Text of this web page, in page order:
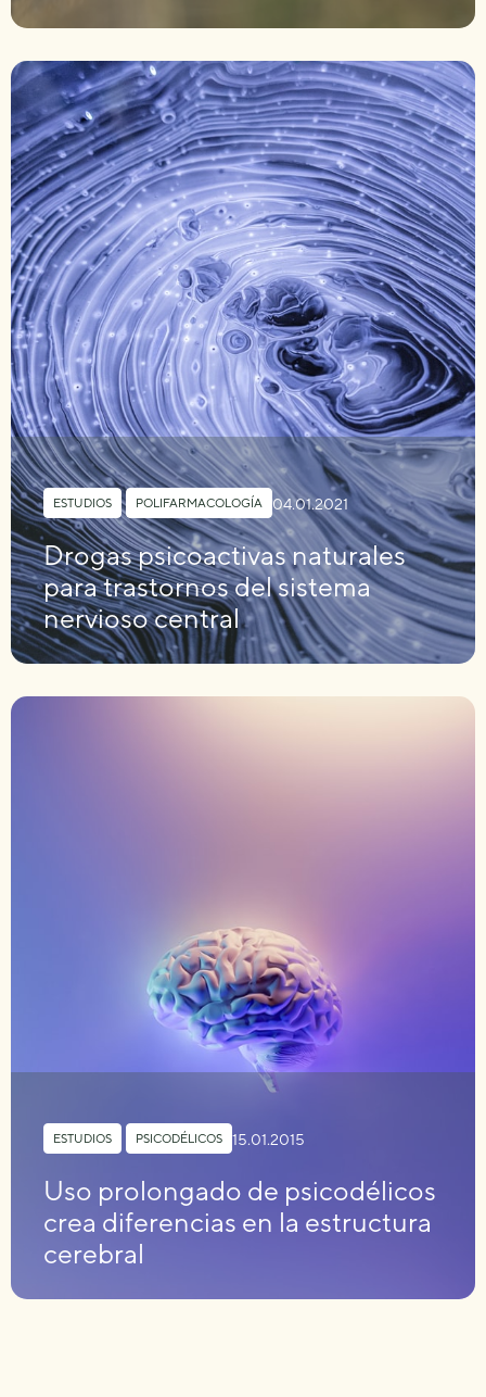
ESTUDIOS , POLIFARMACOLOGÍA 04.01.2021
Drogas psicoactivas naturales
para trastornos del sistema
nervioso central
ESTUDIOS PSICODÉLICOS 15.01.2015
Uso prolongado de psicodélicos
crea diferencias en la estructura
cerebral